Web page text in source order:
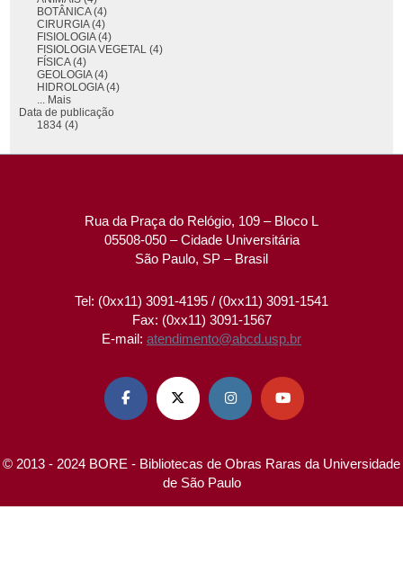
BOTÂNICA (4)
CIRURGIA (4)
FISIOLOGIA (4)
FISIOLOGIA VEGETAL (4)
FÍSICA (4)
GEOLOGIA (4)
HIDROLOGIA (4)
... Mais
Data de publicação
1834 (4)
Rua da Praça do Relógio, 109 – Bloco L
05508-050 – Cidade Universitária
São Paulo, SP – Brasil
Tel: (0xx11) 3091-4195 / (0xx11) 3091-1541
Fax: (0xx11) 3091-1567
E-mail: atendimento@abcd.usp.br
   
© 2013 - 2024 BORE - Bibliotecas de Obras Raras da Universidade
de São Paulo